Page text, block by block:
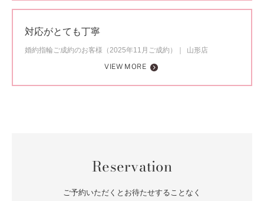
対応がとても丁寧
婚約指輪ご成約のお客様（2025年11月ご成約）
山形店
VIEW MORE
Reservation
ご予約いただくとお待たせすることなく